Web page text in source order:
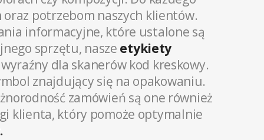
potrzebom naszych klientów.
informacyjne, które ustalone są
sprzętu, nasze etykiety
dla skanerów kod kreskowy.
znajdujący się na opakowaniu.
zamówień są one również
klienta, który pomoże optymalnie